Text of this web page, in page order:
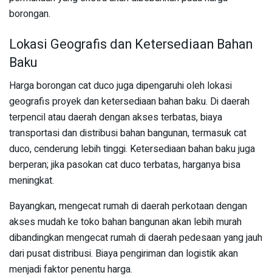
borongan.
Lokasi Geografis dan Ketersediaan Bahan
Baku
Harga borongan cat duco juga dipengaruhi oleh lokasi
geografis proyek dan ketersediaan bahan baku. Di daerah
terpencil atau daerah dengan akses terbatas, biaya
transportasi dan distribusi bahan bangunan, termasuk cat
duco, cenderung lebih tinggi. Ketersediaan bahan baku juga
berperan; jika pasokan cat duco terbatas, harganya bisa
meningkat.
Bayangkan, mengecat rumah di daerah perkotaan dengan
akses mudah ke toko bahan bangunan akan lebih murah
dibandingkan mengecat rumah di daerah pedesaan yang jauh
dari pusat distribusi. Biaya pengiriman dan logistik akan
menjadi faktor penentu harga.